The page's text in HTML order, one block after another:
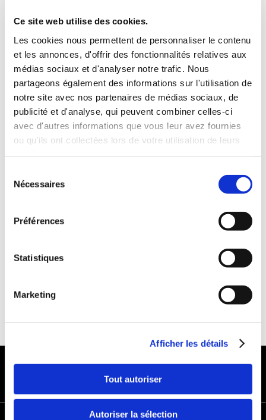
Ce site web utilise des cookies.
Les cookies nous permettent de personnaliser le contenu
et les annonces, d'offrir des fonctionnalités relatives aux
médias sociaux et d'analyser notre trafic. Nous
partageons également des informations sur l'utilisation de
notre site avec nos partenaires de médias sociaux, de
publicité et d'analyse, qui peuvent combiner celles-ci
avec d'autres informations que vous leur avez fournies
ou qu'ils ont collectées lors de votre utilisation de leurs
Nécessaires
Préférences
Statistiques
Marketing
Afficher les détails
Tout autoriser
Autoriser la sélection
INCLUS À LA LOCATION
Killométrage illimité
Assurance tous risques (hors franchise)
Carburant : plein à rendre plein
CONDITIONS DE LOCATION
ASSURANCE
Franchise :1000 €